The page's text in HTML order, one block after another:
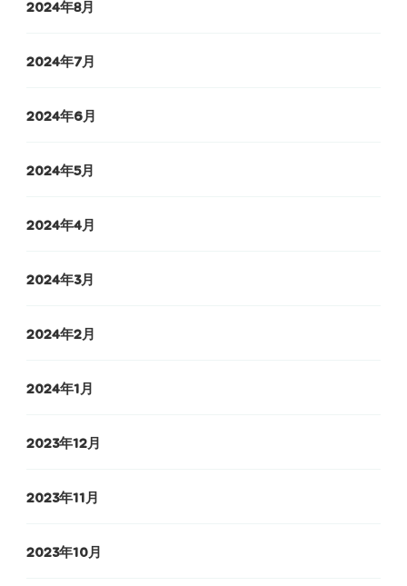
2024年8月
2024年7月
2024年6月
2024年5月
2024年4月
2024年3月
2024年2月
2024年1月
2023年12月
2023年11月
2023年10月